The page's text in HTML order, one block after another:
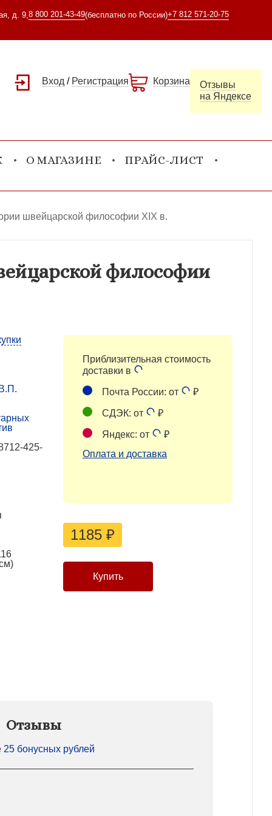
д. 9, 8 800 201-43-49(бесплатно по России)+7 812 571-20-75
Вход / Регистрация Корзина
Отзывы
на Яндексе
О МАГАЗИНЕ ПРАЙС-ЛИСТ
швейцарской философии XIX в.
философии
425-
Приблизительная стоимость
доставки в
Почта России: от ₽
СДЭК: от ₽
Яндекс: от
₽
Оплата и доставка
1185 ₽
Отзывы
25 бонусных рублей